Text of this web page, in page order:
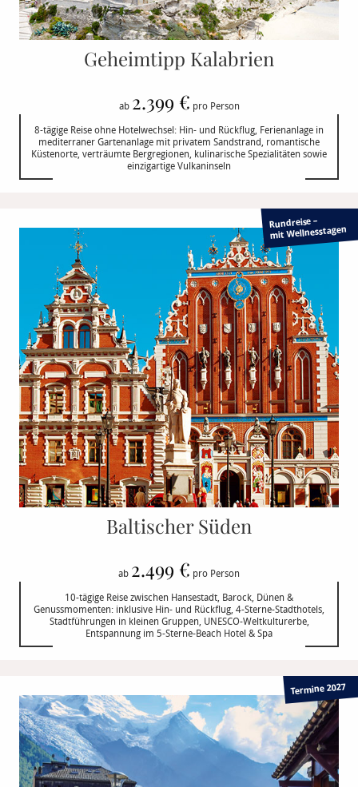
Geheimtipp Kalabrien
ab 2.399 € pro Person
8-tägige Reise ohne Hotelwechsel: Hin- und Rückflug, Ferienanlage in
mediterraner Gartenanlage mit privatem Sandstrand, romantische
Küstenorte, verträumte Bergregionen, kulinarische Spezialitäten sowie
einzigartige Vulkaninseln
Rundreise –
mit Wellnesstagen
Baltischer Süden
ab 2.499 € pro Person
10-tägige Reise zwischen Hansestadt, Barock, Dünen &
Genussmomenten: inklusive Hin- und Rückflug, 4-Sterne-Stadthotels,
Stadtführungen in kleinen Gruppen, UNESCO-Weltkulturerbe,
Entspannung im 5-Sterne-Beach Hotel & Spa
Termine 2027